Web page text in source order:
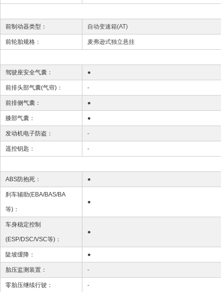
前制动器类型： 自动变速箱(AT)
前轮胎规格： 麦弗逊式独立悬挂
驾驶座安全气囊： ●
前排头部气囊(气帘)： -
前排侧气囊： ●
膝部气囊： ●
发动机电子防盗： -
遥控钥匙： -
ABS防抱死： ●
刹车辅助(EBA/BAS/BA
等)：
●
车身稳定控制
(ESP/DSC/VSC等)：
●
陡坡缓降： ●
胎压监测装置： -
零胎压继续行驶： -